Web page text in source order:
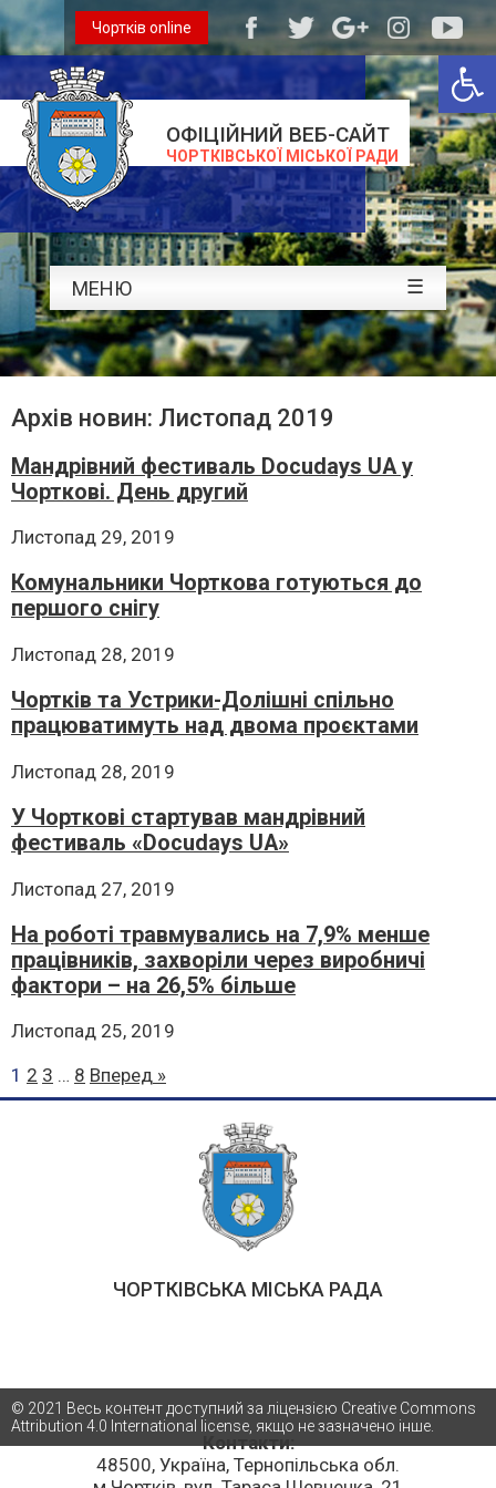
ОФІЦІЙНИЙ ВЕБ-САЙТ
ЧОРТКІВСЬКОЇ МІСЬКОЇ РАДИ
Чортків online
МЕНЮ ☰
Архів новин: Листопад 2019
Мандрівний фестиваль Docudays UA у
Чорткові. День другий
Листопад 29, 2019
Комунальники Чорткова готуються до
першого снігу
Листопад 28, 2019
Чортків та Устрики-Долішні спільно
працюватимуть над двома проєктами
Листопад 28, 2019
У Чорткові стартував мандрівний
фестиваль «Docudays UA»
Листопад 27, 2019
На роботі травмувались на 7,9% менше
працівників, захворіли через виробничі
фактори – на 26,5% більше
Листопад 25, 2019
1 2 3 … 8 Вперед »
ЧОРТКІВСЬКА МІСЬКА РАДА
Контакти:
48500, Україна, Тернопільська обл.
© 2021 Весь контент доступний за ліцензією Creative Commons
Attribution 4.0 International license, якщо не зазначено інше.